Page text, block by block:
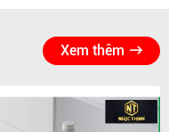
Xem thêm